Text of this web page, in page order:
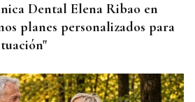
Dental Elena Ribao en
planes personalizados para